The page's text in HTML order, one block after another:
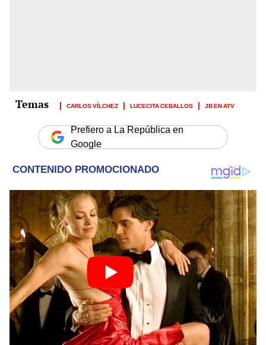
CARLOS VÍLCHEZ LUCECITA CEBALLOS JB EN ATV
Prefiero a La República en
Google